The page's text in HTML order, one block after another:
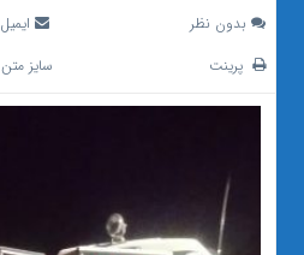
بدون نظر
ایمیل
پرینت
سایز متن